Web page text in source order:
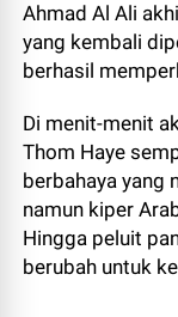
Ahmad Al Ali
yang kembali
berhasil
Di menit-menit
Thom Haye
berbahaya yang
namun kiper
Hingga peluit
berubah untuk